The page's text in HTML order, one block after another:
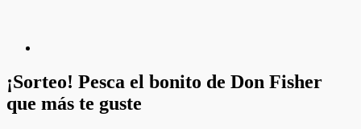
¡Sorteo! Pesca el bonito de Don Fisher
que más te guste